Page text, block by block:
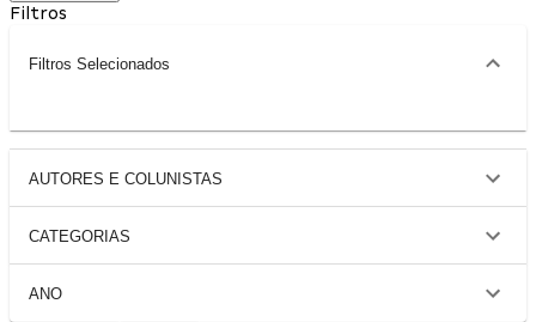
Filtros
Filtros Selecionados
AUTORES E COLUNISTAS
CATEGORIAS
ANO